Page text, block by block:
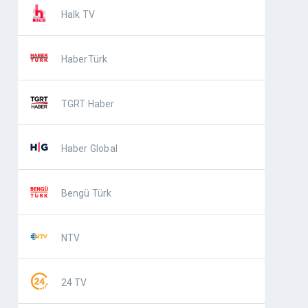
Halk TV
HaberTürk
TGRT Haber
Haber Global
Bengü Türk
NTV
24 TV